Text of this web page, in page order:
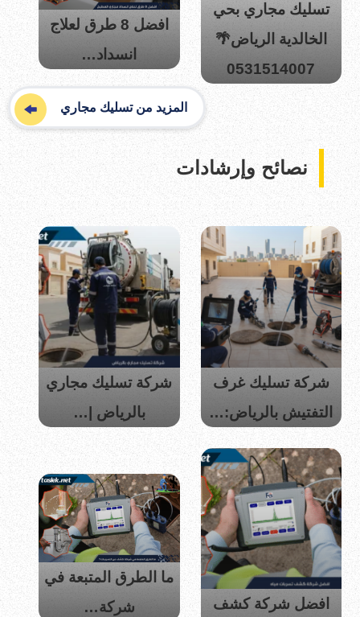
تسليك مجاري بحي
الخالدية الرياض🌴
0531514007
افضل 8 طرق لعلاج
انسداد…
المزيد من تسليك مجاري
نصائح وإرشادات
شركة تسليك غرف
التفتيش بالرياض:…
شركة تسليك مجاري
بالرياض |…
افضل شركة كشف
ما الطرق المتبعة في
شركة…